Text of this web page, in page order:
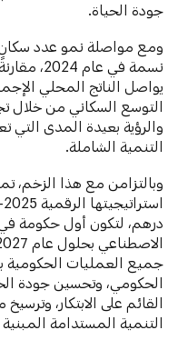
جودة الحياة.
يواصل الناتج المحلي
التوسع السكاني من خلال
والرؤية بعيدة المدى التي
التنمية الشاملة.
وبالتزامن مع هذا الزخم،
درهم، لتكون أول حكومة في
جميع العمليات الحكومية
الحكومي، وتحسين جودة
القائم على الابتكار،
التنمية المستدامة المبنية